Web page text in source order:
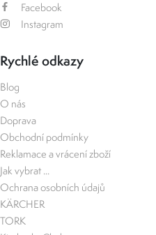
Facebook
Instagram
Rychlé odkazy
Blog
O nás
Doprava
Obchodní podmínky
Reklamace a vrácení zboží
Jak vybrat ...
Ochrana osobních údajů
KÄRCHER
TORK